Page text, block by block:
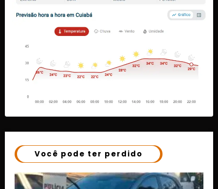
Você pode ter perdido